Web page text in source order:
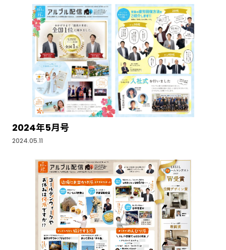
2024年5月号
2024.05.11